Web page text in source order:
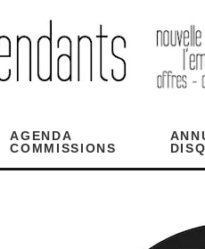
AGENDA
COMMISSIONS